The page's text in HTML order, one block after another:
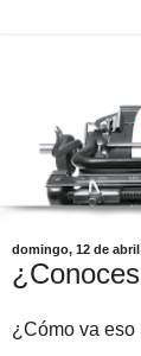
domingo, 12 de abril
¿Cómo va